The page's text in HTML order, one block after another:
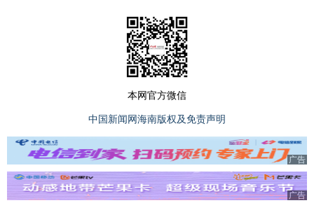
本网官方微信
中国新闻网海南版权及免责声明
广告
广告